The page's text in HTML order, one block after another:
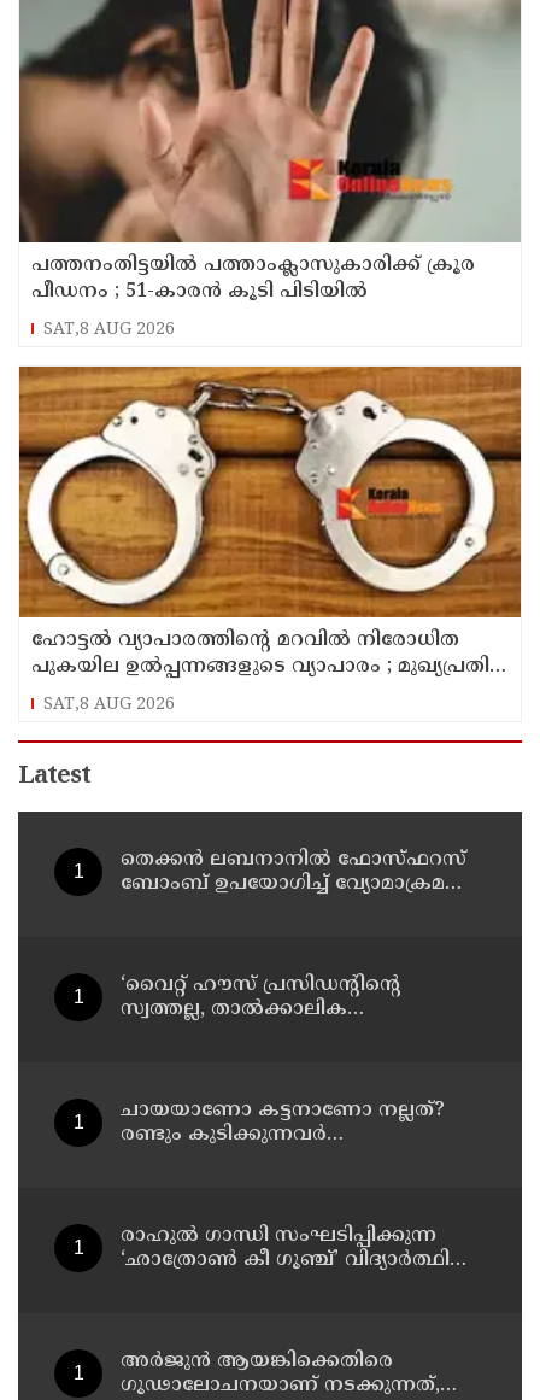
പത്തനംതിട്ടയിൽ പത്താംക്ലാസുകാരിക്ക് ക്രൂര
പീഡനം ; 51-കാരൻ കൂടി പിടിയിൽ
SAT,8 AUG 2026
ഹോട്ടൽ വ്യാപാരത്തിന്റെ മറവിൽ നിരോധിത
പുകയില ഉൽപ്പന്നങ്ങളുടെ വ്യാപാരം ; മുഖ്യപ്രതി
പിടിയിൽ
SAT,8 AUG 2026
Latest
തെക്കൻ ലബനാനിൽ ഫോസ്ഫറസ്
ബോംബ് ഉപയോഗിച്ച് വ്യോമാക്രമണം
‘വൈറ്റ് ഹൗസ് പ്രസിഡന്റിന്റെ
സ്വത്തല്ല, താൽക്കാലിക
നീക്കങ്ങൾക്ക് കോടതിയുടെ സ്റ്റേ
ചായയാണോ കട്ടനാണോ നല്ലത്?
രണ്ടും കുടിക്കുന്നവർ
രാഹുൽ ഗാന്ധി സംഘടിപ്പിക്കുന്ന
‘ഛാത്രോൺ കീ ഗൂഞ്ച്’ വിദ്യാർത്ഥി
അർജുൻ ആയങ്കിക്കെതിരെ
ഗൂഢാലോചനയാണ് നടക്കുന്നത്,